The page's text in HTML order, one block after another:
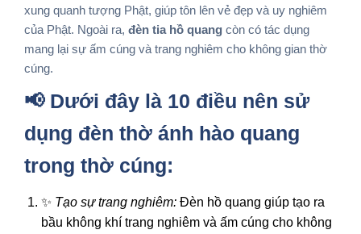
xung quanh tượng Phật, giúp tôn lên vẻ đẹp và uy nghiêm
của Phật. Ngoài ra, đèn tia hồ quang còn có tác dụng
mang lại sự ấm cúng và trang nghiêm cho không gian thờ
cúng.
📢 Dưới đây là 10 điều nên sử
dụng đèn thờ ánh hào quang
trong thờ cúng:
✨ Tạo sự trang nghiêm:Đèn hồ quang giúp tạo ra
bầu không khí trang nghiêm và ấm cúng cho không